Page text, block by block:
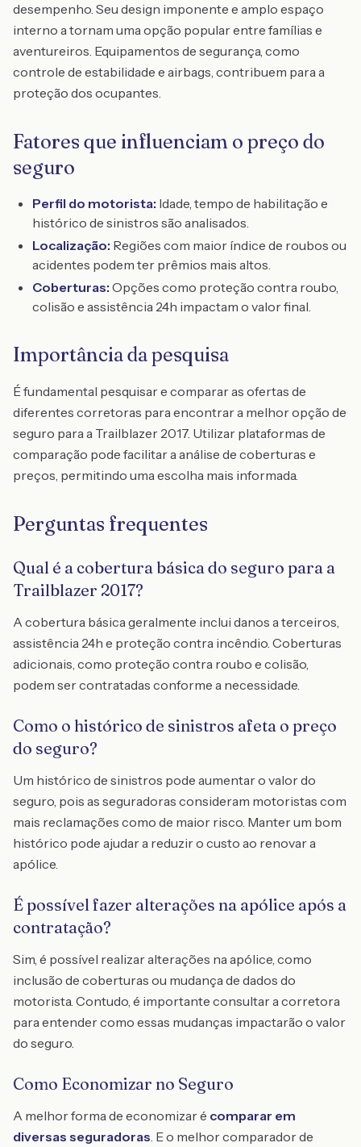
desempenho. Seu design imponente e amplo espaço
interno a tornam uma opção popular entre famílias e
aventureiros. Equipamentos de segurança, como
controle de estabilidade e airbags, contribuem para a
proteção dos ocupantes.
Fatores que influenciam o preço do
seguro
Perfil do motorista: Idade, tempo de habilitação e
histórico de sinistros são analisados.
Localização: Regiões com maior índice de roubos ou
acidentes podem ter prêmios mais altos.
Coberturas: Opções como proteção contra roubo,
colisão e assistência 24h impactam o valor final.
Importância da pesquisa
É fundamental pesquisar e comparar as ofertas de
diferentes corretoras para encontrar a melhor opção de
seguro para a Trailblazer 2017. Utilizar plataformas de
comparação pode facilitar a análise de coberturas e
preços, permitindo uma escolha mais informada.
Perguntas frequentes
Qual é a cobertura básica do seguro para a
Trailblazer 2017?
A cobertura básica geralmente inclui danos a terceiros,
assistência 24h e proteção contra incêndio. Coberturas
adicionais, como proteção contra roubo e colisão,
podem ser contratadas conforme a necessidade.
Como o histórico de sinistros afeta o preço
do seguro?
Um histórico de sinistros pode aumentar o valor do
seguro, pois as seguradoras consideram motoristas com
mais reclamações como de maior risco. Manter um bom
histórico pode ajudar a reduzir o custo ao renovar a
apólice.
É possível fazer alterações na apólice após a
contratação?
Sim, é possível realizar alterações na apólice, como
inclusão de coberturas ou mudança de dados do
motorista. Contudo, é importante consultar a corretora
para entender como essas mudanças impactarão o valor
do seguro.
Como Economizar no Seguro
A melhor forma de economizar é comparar em
diversas seguradoras. E o melhor comparador de